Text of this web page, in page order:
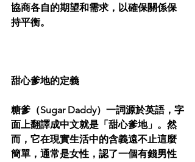
協商各自的期望和需求，以確保關係保
持平衡。
甜心爹地的定義
糖爹（Sugar Daddy）一詞源於英語，字
面上翻譯成中文就是「甜心爹地」。然
而，它在現實生活中的含義遠不止這麼
簡單，通常是女性，認了一個有錢男性